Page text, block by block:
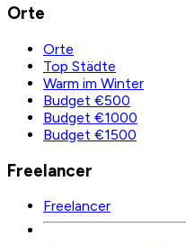
Orte
Orte
Top Städte
Warm im Winter
Budget €500
Budget €1000
Budget €1500
Freelancer
Freelancer